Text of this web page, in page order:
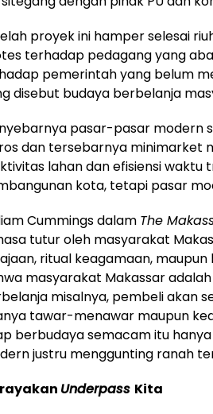
proyek ini hamper selesai
terhadap pedagang yang
pemerintah yang belum
disebut budaya berbelanja
pasar-pasar modern
dan tersebarnya minimarket
lahan dan efisiensi waktu
kota, tetapi pasar
Cummings dalam The
tutur oleh masyarakat
ritual keagamaan,
masyarakat Makassar
misalnya, pembeli akan
tawar-menawar maupun
berbudaya semacam itu
justru menggunting ranah
Underpass Kita